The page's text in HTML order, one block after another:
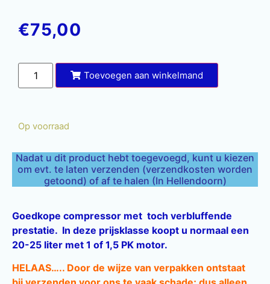
€75,00
Toevoegen aan winkelmand
Op voorraad
Nadat u dit product hebt toegevoegd, kunt u kiezen
om evt. te laten verzenden (verzendkosten worden
getoond) of af te halen (In Hellendoorn)
Goedkope compressor met toch verbluffende
prestatie. In deze prijsklasse koopt u normaal een
20-25 liter met 1 of 1,5 PK motor.
HELAAS….. Door de wijze van verpakken ontstaat